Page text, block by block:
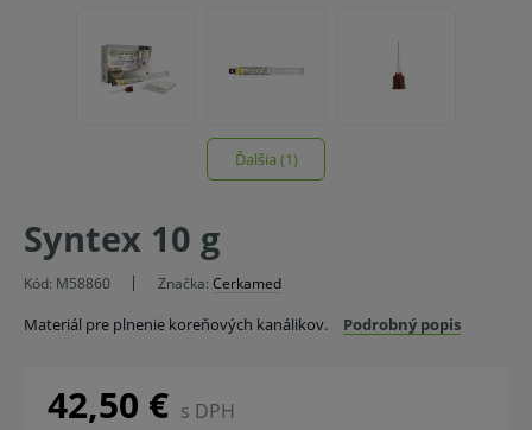
Ďalšia (1)
Syntex 10 g
Kód: M58860 Značka: Cerkamed
Materiál pre plnenie koreňových kanálikov. Podrobný popis
42,50 € s DPH